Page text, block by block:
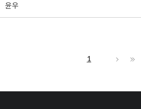
윤우
1